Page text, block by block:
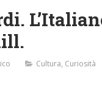
Cultura, Curiosità